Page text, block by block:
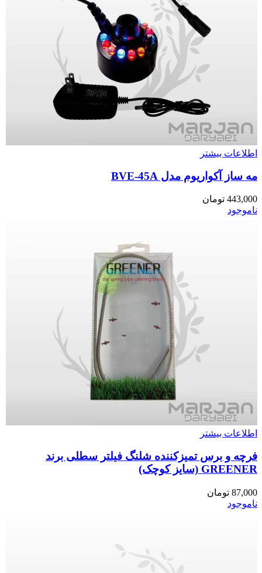
اطلاعات بیشتر
مه ساز آکواریوم مدل BVE-45A
443,000 تومان
ناموجود
اطلاعات بیشتر
فرچه و برس تمیزکننده شلنگ فیلتر سطلی برند
GREENER (سایز کوچک)
87,000 تومان
ناموجود